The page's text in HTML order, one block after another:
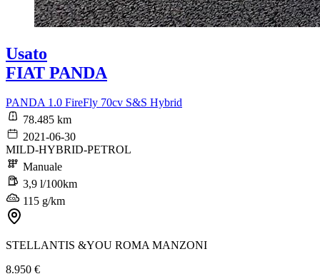
Usato
FIAT PANDA
PANDA 1.0 FireFly 70cv S&S Hybrid
78.485 km
2021-06-30
MILD-HYBRID-PETROL
Manuale
3,9 l/100km
115 g/km
STELLANTIS &YOU ROMA MANZONI
8.950 €